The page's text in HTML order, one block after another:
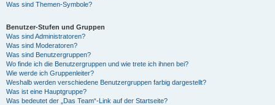
Was sind Themen-Symbole?
Benutzer-Stufen und Gruppen
Was sind Administratoren?
Was sind Moderatoren?
Was sind Benutzergruppen?
Wo finde ich die Benutzergruppen und wie trete ich ihnen bei?
Wie werde ich Gruppenleiter?
Weshalb werden verschiedene Benutzergruppen farbig dargestellt?
Was ist eine Hauptgruppe?
Was bedeutet der „Das Team“-Link auf der Startseite?